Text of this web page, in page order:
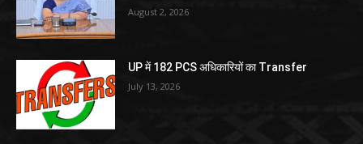
August 2, 2026
UP में 182 PCS अधिकारियों का Transfer
July 13, 2026